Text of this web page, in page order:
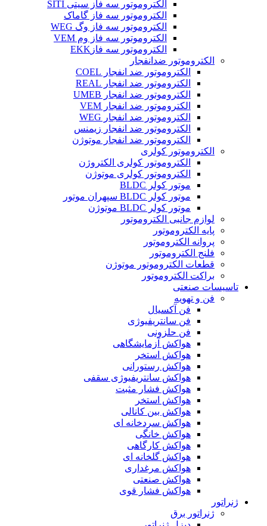
الکتروموتور سه فاز سیتی SITI
الکتروموتور سه فاز گاماک
الکتروموتور سه فاز وگ WEG
الکتروموتور سه فاز وم VEM
الکتروموتور سه فازEKK
الکتروموتور ضدانفجار
الکتروموتور ضد انفجار COEL
الکتروموتور ضد انفجار REAL
الکتروموتور ضد انفجار UMEB
الکتروموتور ضد انفجار VEM
الکتروموتور ضد انفجار WEG
الکتروموتور ضد انفجار زیمنس
الکتروموتور ضد انفجار موتوژن
الکتروموتور کولری
الکتروموتور کولری الکتروژن
الکتروموتور کولری موتوژن
موتور کولر BLDC
موتور کولر BLDC سپهران موتور
موتور کولر BLDC موتوژن
لوازم جانبی الکتروموتور
پایه الکتروموتور
پروانه الکتروموتور
فلنج الکتروموتور
قطعات الکتروموتور موتوژن
براکت الکتروموتور
تاسیسات صنعتی
فن و تهویه
فن آکسیال
فن سانتریفیوژی
فن حلزونی
هواکش آزمایشگاهی
هواکش استخر
هواکش رستورانی
هواکش سانتریفیوژی سقفی
هواکش فشار مثبت
هواکش استخر
هواکش بین کانالی
هواکش سردخانه ای
هواکش خانگی
هواکش کارگاهی
هواکش گلخانه ای
هواکش مرغداری
هواکش صنعتی
هواکش فشار قوی
ژنراتور
ژنراتور برق